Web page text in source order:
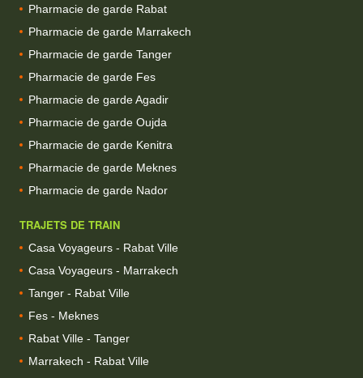
Pharmacie de garde Rabat
Pharmacie de garde Marrakech
Pharmacie de garde Tanger
Pharmacie de garde Fes
Pharmacie de garde Agadir
Pharmacie de garde Oujda
Pharmacie de garde Kenitra
Pharmacie de garde Meknes
Pharmacie de garde Nador
TRAJETS DE TRAIN
Casa Voyageurs - Rabat Ville
Casa Voyageurs - Marrakech
Tanger - Rabat Ville
Fes - Meknes
Rabat Ville - Tanger
Marrakech - Rabat Ville